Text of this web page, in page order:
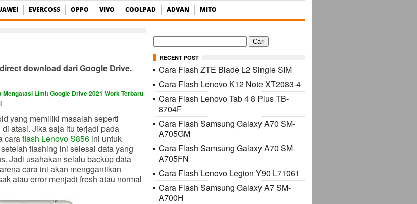
EVERCOSS OPPO VIVO COOLPAD ADVAN MITO
download dari Google Drive.
Mengatasi Limit Google Drive 2021 Work Terbaru
yang memiliki masalah seperti
atasi. Jika saja itu terjadi pada
caraflash Lenovo S856 ini untuk
flashing ini selesai data yang
Jadi usahakan selalu backup data
cara ini akan menggantikan
atau error menjadi fresh atau normal
Cari
untuk:
RECENT POST
Cara Flash ZTE Blade L2 Single SIM
Cara Flash Lenovo K12 Note XT2083-4
Cara Flash Lenovo Tab 4 8 Plus TB-
8704F
Cara Flash Samsung Galaxy A70 SM-
A705GM
Cara Flash Samsung Galaxy A70 SM-
A705FN
Cara Flash Lenovo Legion Y90 L71061
Cara Flash Samsung Galaxy A7 SM-
A700H